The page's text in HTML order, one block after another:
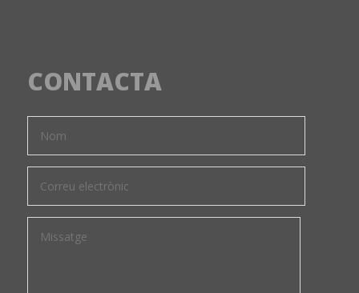
CONTACTA